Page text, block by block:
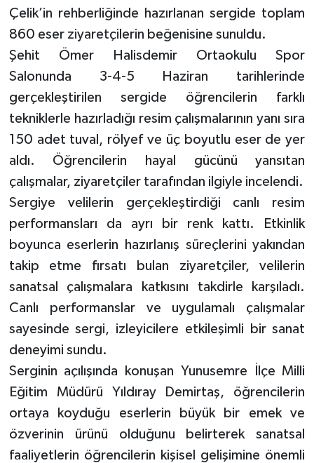
Çelik’in rehberliğinde hazırlanan sergide toplam
860 eser ziyaretçilerin beğenisine sunuldu.
Şehit Ömer Halisdemir Ortaokulu Spor
Salonunda 3-4-5 Haziran tarihlerinde
gerçekleştirilen sergide öğrencilerin farklı
tekniklerle hazırladığı resim çalışmalarının yanı sıra
150 adet tuval, rölyef ve üç boyutlu eser de yer
aldı. Öğrencilerin hayal gücünü yansıtan
çalışmalar, ziyaretçiler tarafından ilgiyle incelendi.
Sergiye velilerin gerçekleştirdiği canlı resim
performansları da ayrı bir renk kattı. Etkinlik
boyunca eserlerin hazırlanış süreçlerini yakından
takip etme fırsatı bulan ziyaretçiler, velilerin
sanatsal çalışmalara katkısını takdirle karşıladı.
Canlı performanslar ve uygulamalı çalışmalar
sayesinde sergi, izleyicilere etkileşimli bir sanat
deneyimi sundu.
Serginin açılışında konuşan Yunusemre İlçe Milli
Eğitim Müdürü Yıldıray Demirtaş, öğrencilerin
ortaya koyduğu eserlerin büyük bir emek ve
özverinin ürünü olduğunu belirterek sanatsal
faaliyetlerin öğrencilerin kişisel gelişimine önemli